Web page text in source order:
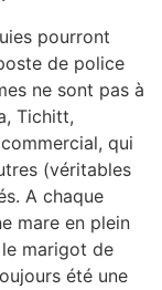
pourront
de police
ne sont pas à
Tichitt,
qui
(véritables
A chaque
mare en plein
marigot de
été une